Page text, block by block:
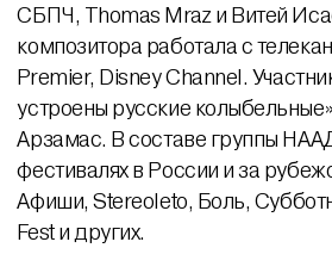
СБПЧ, Thomas Mraz и Витей
композитора работала с
Premier, Disney Channel.
устроены русские
Арзамас. В составе группы
фестивалях в России и за
Афиши, Stereoleto, Боль,
Fest и других.